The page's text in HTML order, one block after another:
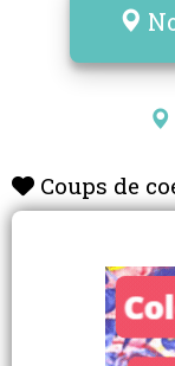
Coups de